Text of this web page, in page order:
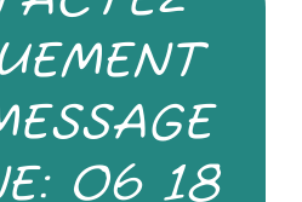
06 18